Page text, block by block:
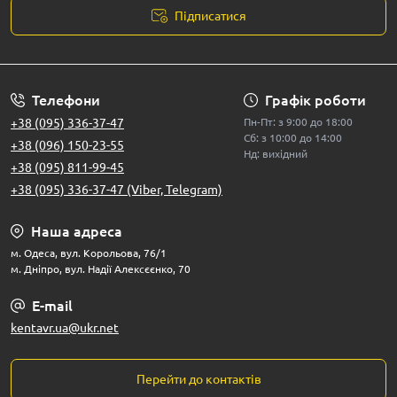
електропили Kentavr мають високий експлуатаційний ресурс.
Вони менш вразливі до зносу й рідше потребують ремонту чи
4. Маневреність і комфорт
Компактний розмір та легка вага забезпечують зручність у
роботі. Навіть тривале використання не викликає втоми, а
добре продумана ергономіка підвищує точність і контроль під
5. Тиха робота
практично безшумно. Це дозволяє використовувати їх у
приватному секторі, не турбуючи сусідів, а також у
Підписатися
Телефони
+38 (095) 336-37-47
+38 (096) 150-23-55
+38 (095) 811-99-45
+38 (095) 336-37-47 (Viber, Telegram)
Графік роботи
Пн-Пт: з 9:00 до 18:00
Сб: з 10:00 до 14:00
Нд: вихідний
Наша адреса
м. Одеса, вул. Корольова, 76/1
м. Дніпро, вул. Надії Алексєєнко, 70
E-mail
kentavr.ua@ukr.net
Перейти до контактів